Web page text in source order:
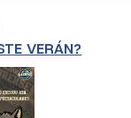
VERÁN?